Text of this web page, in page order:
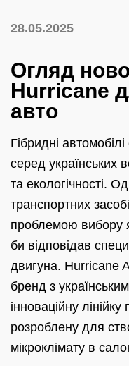
28.05.2025
Огляд
Hurricane
авто
Гібридні
серед українських
та екологічності.
транспортних
проблемою вибору
би відповідав
двигуна. Hurricane
бренд з
інноваційну
розроблену для
мікроклімату в